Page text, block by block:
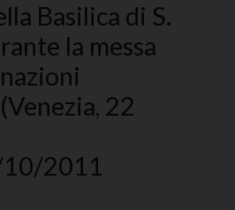
Basilica di S.
la messa
22
2011